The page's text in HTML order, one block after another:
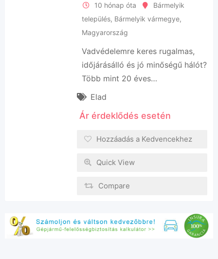
10 hónap óta
Bármelyik
település, Bármelyik vármegye,
Magyarország
Vadvédelemre keres rugalmas,
időjárásálló és jó minőségű hálót?
Több mint 20 éves…
Elad
Ár érdeklődés esetén
Hozzáadás a Kedvencekhez
Quick View
Compare